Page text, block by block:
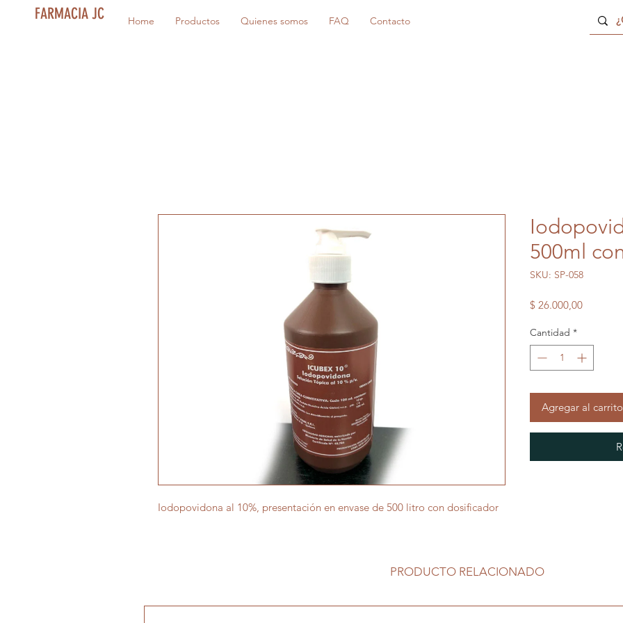
FARMACIA JC Home Productos Quienes somos FAQ Contacto
Iodopovidona al 10%, presentación en envase de 500 litro con dosificador
500ml
SKU: SP-058
$ 26.000,00Precio
Cantidad *
Agregar al carrito
PRODUCTO RELACIONADO